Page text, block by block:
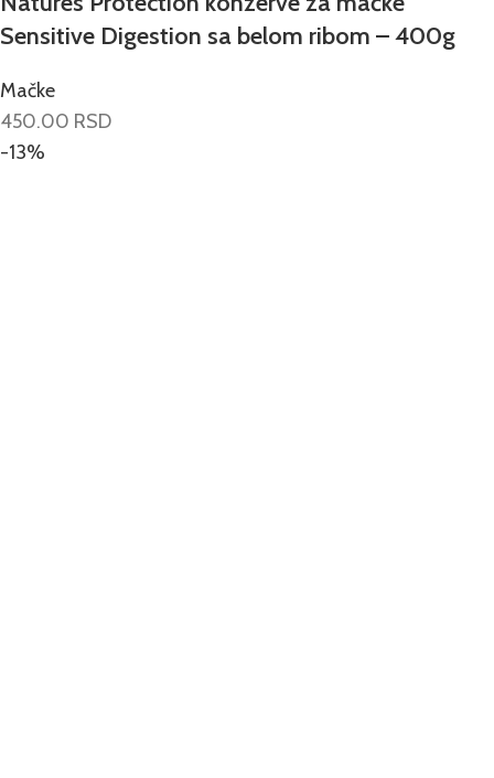
Sensitive Digestion sa belom ribom – 400g
Mačke
450.00 RSD
-13%